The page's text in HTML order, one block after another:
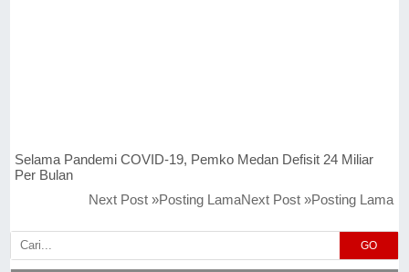
Selama Pandemi COVID-19, Pemko Medan Defisit 24 Miliar
Per Bulan
Next Post »Posting LamaNext Post »Posting Lama
GO